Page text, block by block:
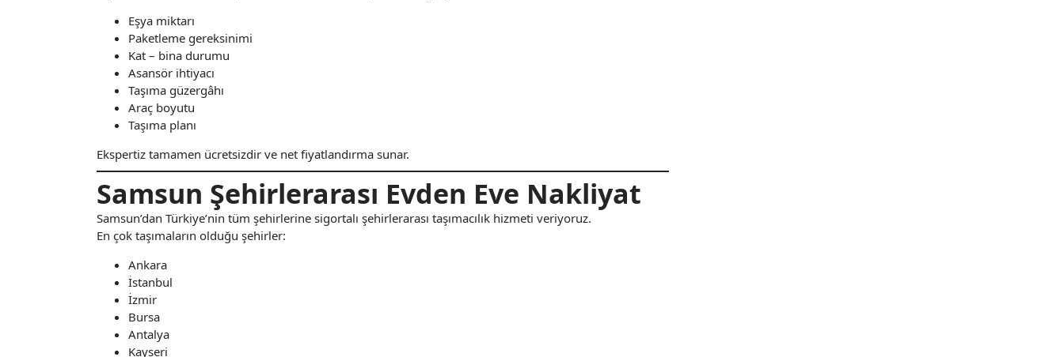
Eşya miktarı
Paketleme gereksinimi
Kat – bina durumu
Asansör ihtiyacı
Taşıma güzergâhı
Araç boyutu
Taşıma planı
Ekspertiz tamamen ücretsizdir ve net fiyatlandırma sunar.
Samsun Şehirlerarası Evden Eve Nakliyat
Samsun’dan Türkiye’nin tüm şehirlerine sigortalı şehirlerarası taşımacılık hizmeti veriyoruz.
En çok taşımaların olduğu şehirler:
Ankara
İstanbul
İzmir
Bursa
Antalya
Kayseri